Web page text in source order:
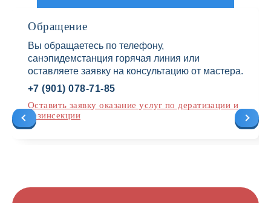
Обращение
Вы обращаетесь по телефону,
санэпидемстанция горячая линия или
оставляете заявку на консультацию от мастера.
+7 (901) 078-71-85
Оставить заявку оказание услуг по дератизации и
дезинсекции